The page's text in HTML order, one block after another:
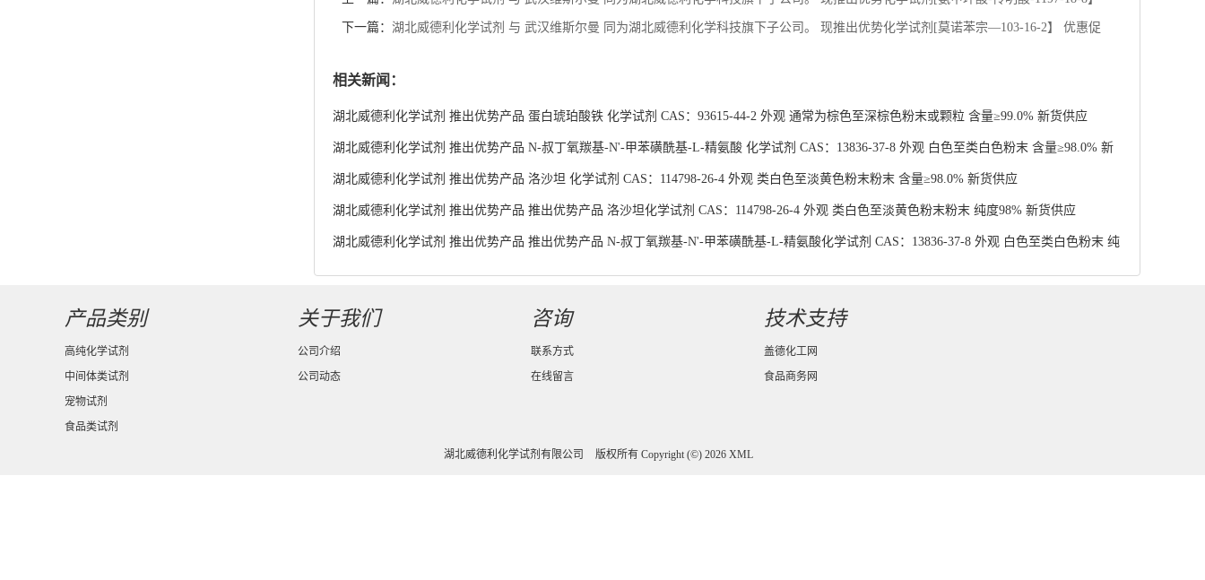
优惠促销 现货供应 价格优惠 质量保障
下一篇： 湖北威德利化学试剂 与 武汉维斯尔曼 同为湖北威德利化学科技旗下子公司。 现推出优势化学试剂[莫诺苯宗—103-16-2】 优惠促
相关新闻：
湖北威德利化学试剂 推出优势产品 蛋白琥珀酸铁 化学试剂 CAS：93615-44-2 外观 通常为棕色至深棕色粉末或颗粒 含量≥99.0% 新货供应
湖北威德利化学试剂 推出优势产品 N-叔丁氧羰基-N'-甲苯磺酰基-L-精氨酸 化学试剂 CAS：13836-37-8 外观 白色至类白色粉末 含量≥98.0% 新
货供应
湖北威德利化学试剂 推出优势产品 洛沙坦 化学试剂 CAS：114798-26-4 外观 类白色至淡黄色粉末粉末 含量≥98.0% 新货供应
湖北威德利化学试剂 推出优势产品 推出优势产品 洛沙坦化学试剂 CAS：114798-26-4 外观 类白色至淡黄色粉末粉末 纯度98% 新货供应
湖北威德利化学试剂 推出优势产品 推出优势产品 N-叔丁氧羰基-N'-甲苯磺酰基-L-精氨酸化学试剂 CAS：13836-37-8 外观 白色至类白色粉末 纯
度98% 新货供应
产品类别
高纯化学试剂
中间体类试剂
宠物试剂
食品类试剂
关于我们
公司介绍
公司动态
咨询
联系方式
在线留言
技术支持
盖德化工网
食品商务网
湖北威德利化学试剂有限公司 版权所有 Copyright (©) 2026 XML